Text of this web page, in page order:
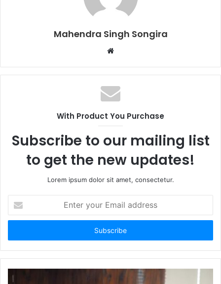
Mahendra Singh Songira
Website
With Product You Purchase
Subscribe to our mailing list
to get the new updates!
Lorem ipsum dolor sit amet, consectetur.
your
Email